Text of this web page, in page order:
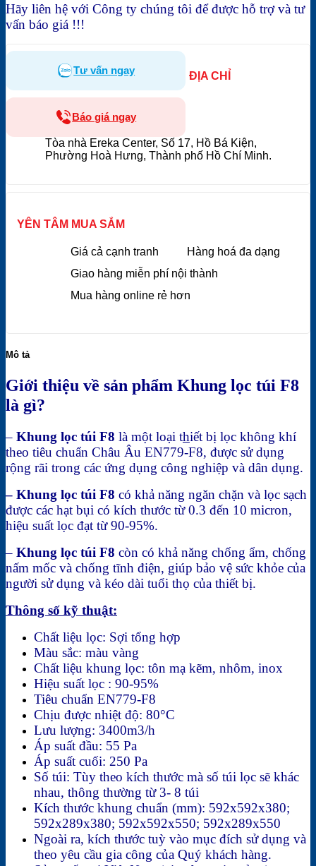
Hãy liên hệ với Công ty chúng tôi để được hỗ trợ và tư
vấn báo giá !!!
Tư vấn ngay
Báo giá ngay
ĐỊA CHỈ
Tòa nhà Ereka Center, Số 17, Hồ Bá Kiện,
Phường Hoà Hưng, Thành phố Hồ Chí Minh.
YÊN TÂM MUA SẮM
Giá cả cạnh tranh
Hàng hoá đa dạng
Giao hàng miễn phí nội thành
Mua hàng online rẻ hơn
Mô tả
Giới thiệu về sản phẩm Khung lọc túi F8
là gì?
– Khung lọc túi F8 là một loại thiết bị lọc không khí
theo tiêu chuẩn Châu Âu EN779-F8, được sử dụng
rộng rãi trong các ứng dụng công nghiệp và dân dụng.
– Khung lọc túi F8 có khả năng ngăn chặn và lọc sạch
được các hạt bụi có kích thước từ 0.3 đến 10 micron,
hiệu suất lọc đạt từ 90-95%.
– Khung lọc túi F8 còn có khả năng chống ẩm, chống
nấm mốc và chống tĩnh điện, giúp bảo vệ sức khỏe của
người sử dụng và kéo dài tuổi thọ của thiết bị.
Thông số kỹ thuật:
Chất liệu lọc: Sợi tổng hợp
Màu sắc: màu vàng
Chất liệu khung lọc: tôn mạ kẽm, nhôm, inox
Hiệu suất lọc : 90-95%
Tiêu chuẩn EN779-F8
Chịu được nhiệt độ: 80°C
Lưu lượng: 3400m3/h
Áp suất đầu: 55 Pa
Áp suất cuối: 250 Pa
Số túi: Tùy theo kích thước mà số túi lọc sẽ khác
nhau, thông thường từ 3- 8 túi
Kích thước khung chuẩn (mm): 592x592x380;
592x289x380; 592x592x550; 592x289x550
Ngoài ra, kích thước tuỳ vào mục đích sử dụng và
theo yêu cầu gia công của Quý khách hàng.